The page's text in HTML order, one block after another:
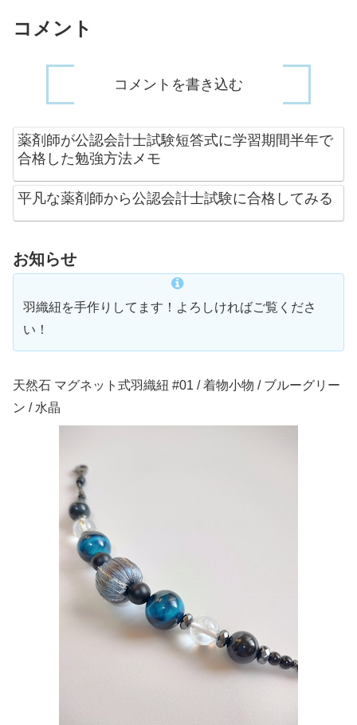
コメント
コメントを書き込む
薬剤師が公認会計士試験短答式に学習期間半年で
合格した勉強方法メモ
平凡な薬剤師から公認会計士試験に合格してみる
お知らせ
羽織紐を手作りしてます！よろしければご覧くださ
い！
天然石 マグネット式羽織紐 #01 / 着物小物 / ブルーグリー
ン / 水晶